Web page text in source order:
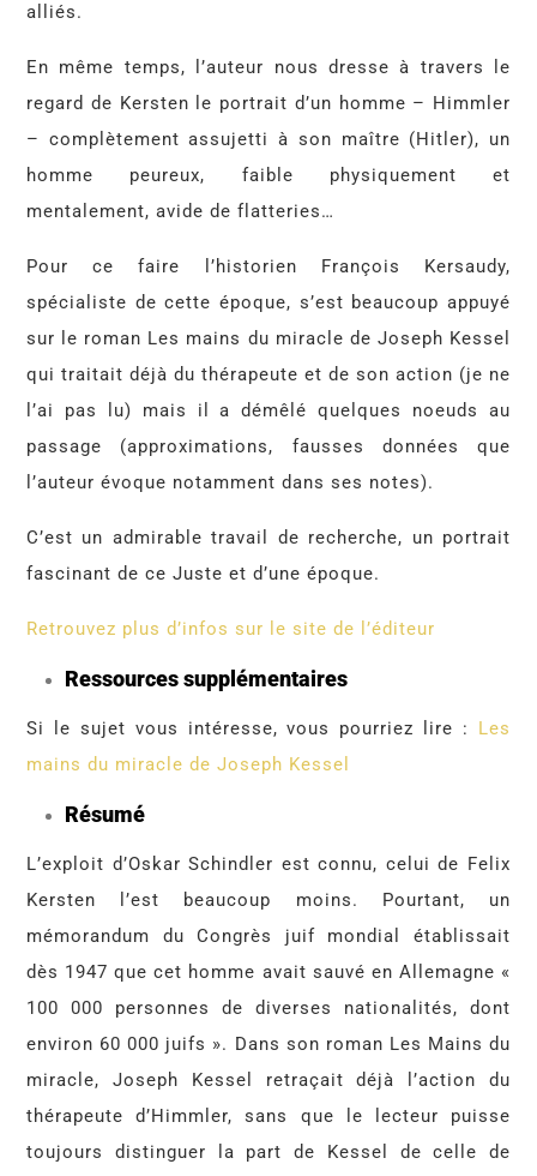
alliés.
En même temps, l’auteur nous dresse à travers le
regard de Kersten le portrait d’un homme – Himmler
– complètement assujetti à son maître (Hitler), un
homme peureux, faible physiquement et
mentalement, avide de flatteries…
Pour ce faire l’historien François Kersaudy,
spécialiste de cette époque, s’est beaucoup appuyé
sur le roman Les mains du miracle de Joseph Kessel
qui traitait déjà du thérapeute et de son action (je ne
l’ai pas lu) mais il a démêlé quelques noeuds au
passage (approximations, fausses données que
l’auteur évoque notamment dans ses notes).
C’est un admirable travail de recherche, un portrait
fascinant de ce Juste et d’une époque.
Retrouvez plus d’infos sur le site de l’éditeur
Ressources supplémentaires
Si le sujet vous intéresse, vous pourriez lire : Les
mains du miracle de Joseph Kessel
Résumé
L’exploit d’Oskar Schindler est connu, celui de Felix
Kersten l’est beaucoup moins. Pourtant, un
mémorandum du Congrès juif mondial établissait
dès 1947 que cet homme avait sauvé en Allemagne «
100 000 personnes de diverses nationalités, dont
environ 60 000 juifs ». Dans son roman Les Mains du
miracle, Joseph Kessel retraçait déjà l’action du
thérapeute d’Himmler, sans que le lecteur puisse
toujours distinguer la part de Kessel de celle de